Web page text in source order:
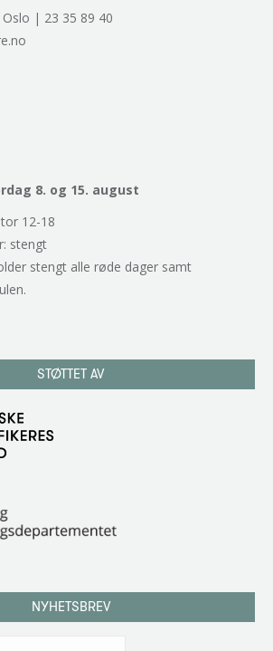
| 23 35 89 40
8. og 15. august
12-18
stengt
stengt alle røde dager samt
STØTTET AV
NYHETSBREV